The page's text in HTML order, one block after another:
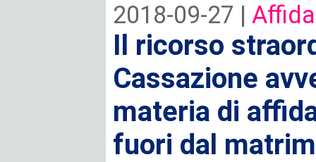
2018-09-27 |
Il ricorso
Cassazione
materia di
fuori dal